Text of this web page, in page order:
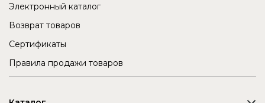
Электронный каталог
Возврат товаров
Сертификаты
Правила продажи товаров